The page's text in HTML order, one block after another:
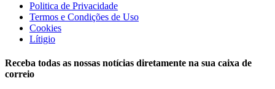
Politica de Privacidade
Termos e Condições de Uso
Cookies
Lítigio
Receba todas as nossas notícias diretamente na sua caixa de
correio